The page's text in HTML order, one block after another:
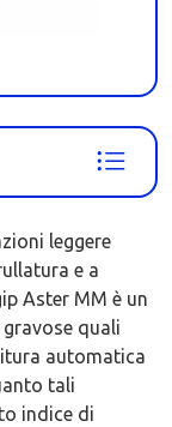
leggere
e a
Aster MM è un
quali
automatica
tali
indice di